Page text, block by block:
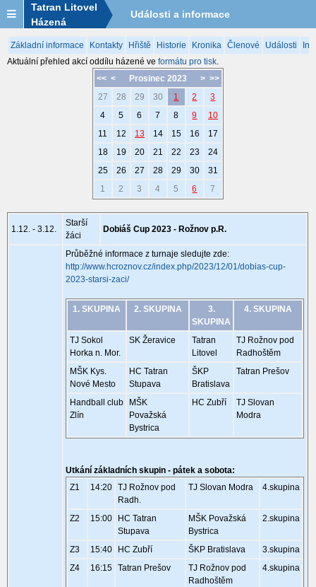
Tatran Litovel
Házená
Události a informace
Základní informace Kontakty Hřiště Historie Kronika Členové Události
Aktuální přehled akcí oddílu házené ve formátu pro tisk.
<< < > >>
Prosinec 2023
27
28 29 30 1 2
3
4
5 6 7 8 9
10
11
12 13 14 15 16
17
18
19 20 21 22 23
24
25
26 27 28 29 30
31
1
2 3 4 5 6 7
1.12. - 3.12.
Starší
žáci
Dobiáš Cup 2023 - Rožnov p.R.
Průběžné informace z turnaje sledujte zde:
http://www.hcroznov.cz/index.php/2023/12/01/dobias-cup-
2023-starsi-zaci/
1. SKUPINA 2. SKUPINA
3.
SKUPINA
4. SKUPINA
TJ Sokol
Horka n. Mor.
SK Žeravice
Tatran
Litovel
TJ Rožnov pod
Radhoštěm
MŠK Kys.
Nové Mesto
HC Tatran
Stupava
ŠKP
Bratislava
Tatran Prešov
Handball club
Zlín
MŠK
Považská
Bystrica
HC Zubří
TJ Slovan
Modra
Utkání základních skupin - pátek a sobota:
Z1
14:20
TJ Rožnov pod
Radh.
TJ Slovan Modra 4.skupina
Z2 15:00
HC Tatran
Stupava
MŠK Považská
Bystrica
2.skupina
Z3 15:40 HC Zubří ŠKP Bratislava
3.skupina
Z4
16:15 Tatran Prešov
TJ Rožnov pod
Radhoštěm
4.skupina